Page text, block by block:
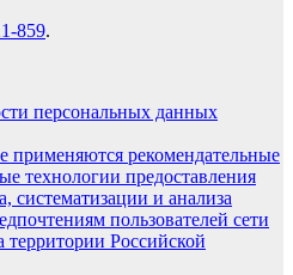
859.
персональных данных
рекомендательные
технологии предоставления
систематизации и анализа
пользователей сети
территории Российской